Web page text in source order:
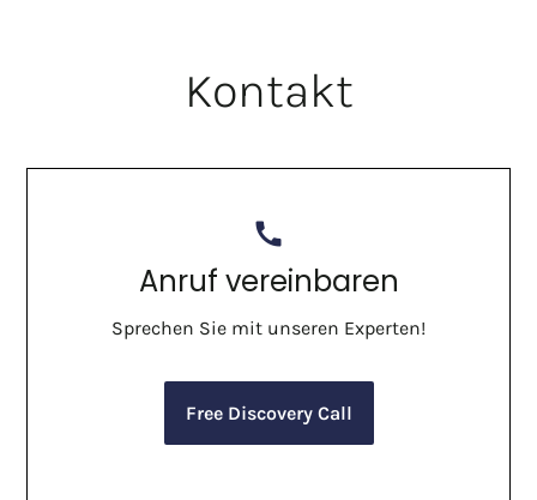
Kontakt
call
Anruf vereinbaren
Sprechen Sie mit unseren Experten!
Free Discovery Call